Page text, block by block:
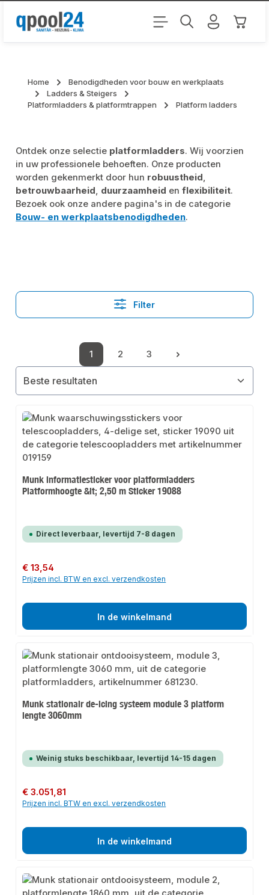
Ga naar de hoofdinhoud
Home
Benodigdheden voor bouw en werkplaats
Ladders & Steigers
Platformladders & platformtrappen
Platform ladders
Ontdek onze selectie platformladders. Wij voorzien
in uw professionele behoeften. Onze producten
worden gekenmerkt door hun robuustheid,
betrouwbaarheid, duurzaamheid enflexibiliteit.
Bezoek ook onze andere pagina's in de categorie
Bouw- en werkplaatsbenodigdheden.
Filter
Pagina
1
Pagina
2
Pagina
3
Munk informatiesticker voor platformladders
Platformhoogte &lt; 2,50 m Sticker 19088
Direct leverbaar, levertijd 7-8 dagen
Normale prijs:
€ 13,54
Prijzen incl. BTW en excl. verzendkosten
In de winkelmand
Munk stationair de-icing systeem module 3 platform
lengte 3060mm
Weinig stuks beschikbaar, levertijd 14-15 dagen
Normale prijs:
€ 3.051,81
Prijzen incl. BTW en excl. verzendkosten
In de winkelmand